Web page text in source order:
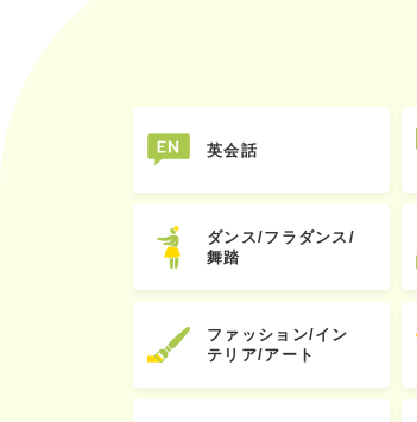
英会話
ダンス/フラダンス/
舞踏
ファッション/イン
テリア/アート